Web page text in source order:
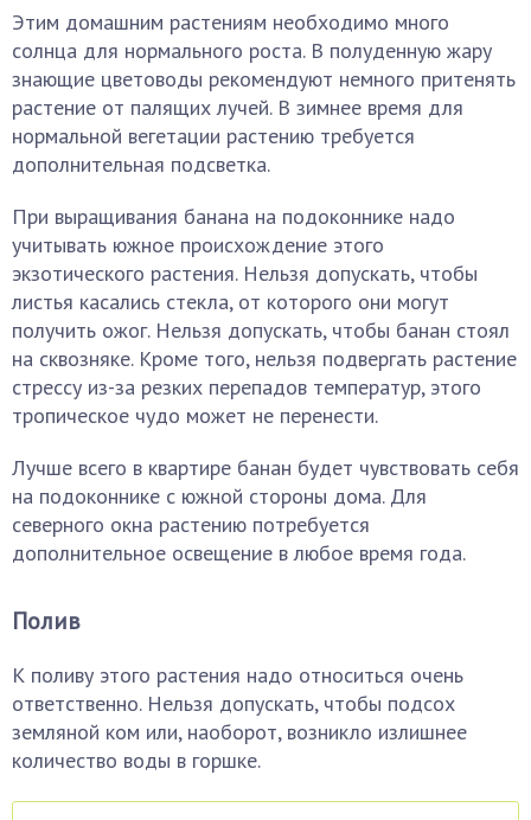
Этим домашним растениям необходимо много
солнца для нормального роста. В полуденную жару
знающие цветоводы рекомендуют немного притенять
растение от палящих лучей. В зимнее время для
нормальной вегетации растению требуется
дополнительная подсветка.
При выращивания банана на подоконнике надо
учитывать южное происхождение этого
экзотического растения. Нельзя допускать, чтобы
листья касались стекла, от которого они могут
получить ожог. Нельзя допускать, чтобы банан стоял
на сквозняке. Кроме того, нельзя подвергать растение
стрессу из-за резких перепадов температур, этого
тропическое чудо может не перенести.
Лучше всего в квартире банан будет чувствовать себя
на подоконнике с южной стороны дома. Для
северного окна растению потребуется
дополнительное освещение в любое время года.
Полив
К поливу этого растения надо относиться очень
ответственно. Нельзя допускать, чтобы подсох
земляной ком или, наоборот, возникло излишнее
количество воды в горшке.